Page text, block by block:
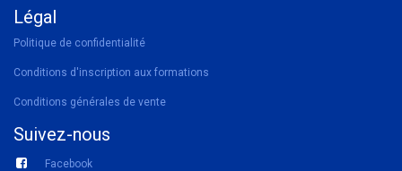
Légal
Politique de confidentialité
Conditions d'inscription aux formations
Conditions générales de vente
Suivez-nous
Facebook